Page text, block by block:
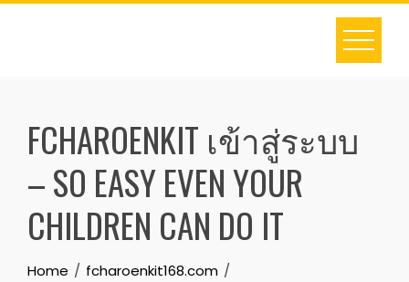
Skip
FCHAROENKIT เข้าสู่ระบบ
– SO EASY EVEN YOUR
CHILDREN CAN DO IT
Home
fcharoenkit168.com